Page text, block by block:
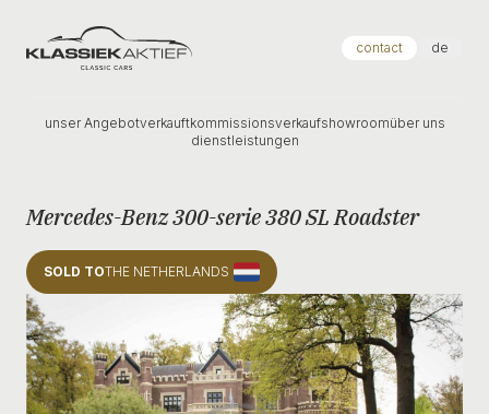
Klassiek Aktief contact de
unser Angebotverkauftkommissionsverkaufshowroomüber uns
dienstleistungen
Mercedes-Benz 300-serie 380 SL Roadster
SOLD TOTHE NETHERLANDS